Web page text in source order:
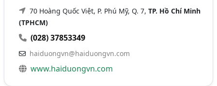
70 Hoàng Quốc Việt, P. Phú Mỹ, Q. 7,TP. Hồ Chí Minh
(TPHCM)
(028) 37853349
haiduongvn@haiduongvn.com
www.haiduongvn.com